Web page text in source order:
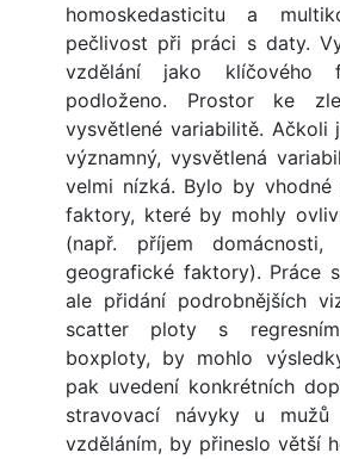
homoskedasticitu a
pečlivost při práci s daty.
vzdělání jako klíčového
podloženo. Prostor ke
vysvětlené variabilitě. Ačkoli
významný, vysvětlená
velmi nízká. Bylo by
faktory, které by mohly
(např. příjem domácnosti,
geografické faktory). Práce
ale přidání podrobnějších
scatter ploty s
boxploty, by mohlo
pak uvedení konkrétních
stravovací návyky u
vzděláním, by přineslo větší